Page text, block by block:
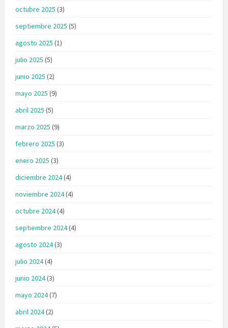
octubre 2025 (3)
septiembre 2025 (5)
agosto 2025 (1)
julio 2025 (5)
junio 2025 (2)
mayo 2025 (9)
abril 2025 (5)
marzo 2025 (9)
febrero 2025 (3)
enero 2025 (3)
diciembre 2024(4)
noviembre 2024(4)
octubre 2024(4)
septiembre 2024(4)
agosto 2024(3)
julio 2024(4)
junio 2024(3)
mayo 2024(7)
abril 2024(2)